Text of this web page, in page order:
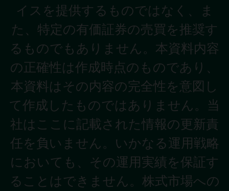
イスを提供するものではなく、ま
た、特定の有価証券の売買を推奨す
るものでもありません。本資料内容
の正確性は作成時点のものであり、
本資料はその内容の完全性を意図し
て作成したものではありません。当
社はここに記載された情報の更新責
任を負いません。いかなる運用戦略
においても、その運用実績を保証す
ることはできません。株式市場への